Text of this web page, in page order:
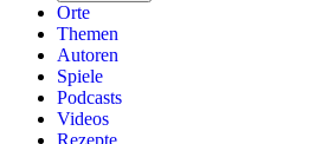
Orte
Themen
Autoren
Spiele
Podcasts
Videos
Rezepte